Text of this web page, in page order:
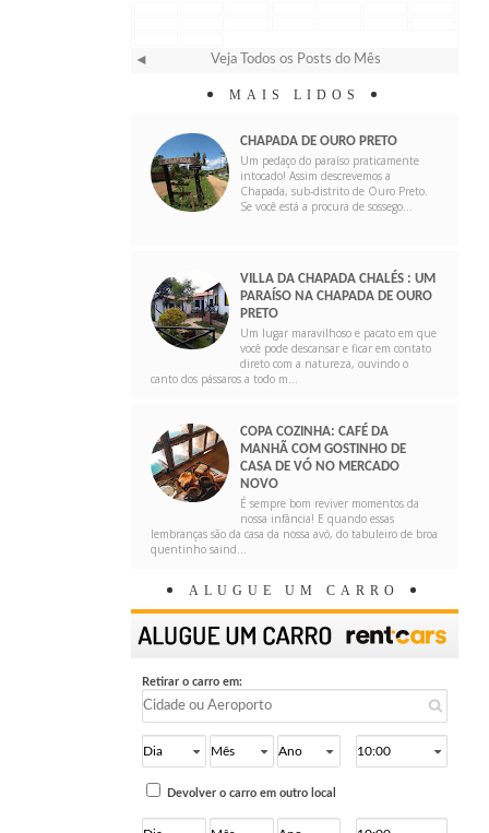
◄ Veja Todos os Posts do Mês
MAIS LIDOS
CHAPADA DE OURO PRETO
Um pedaço do paraíso praticamente
intocado! Assim descrevemos a
Chapada, sub-distrito de Ouro Preto.
Se você está a procura de sossego...
VILLA DA CHAPADA CHALÉS : UM
PARAÍSO NA CHAPADA DE OURO
PRETO
Um lugar maravilhoso e pacato em que
você pode descansar e ficar em contato
direto com a natureza, ouvindo o
canto dos pássaros a todo m...
COPA COZINHA: CAFÉ DA
MANHÃ COM GOSTINHO DE
CASA DE VÓ NO MERCADO
NOVO
É sempre bom reviver momentos da
nossa infância! E quando essas
lembranças são da casa da nossa avó, do tabuleiro de broa
quentinho saind...
ALUGUE UM CARRO